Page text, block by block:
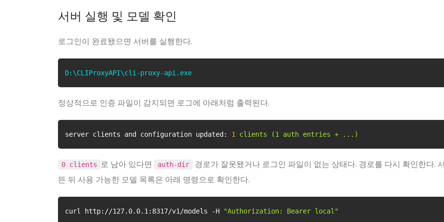
서버 실행 및 모델 확인
로그인이 완료됐으면 서버를 실행한다.
D:\CLIProxyAPI\cli-proxy-api.exe
정상적으로 인증 파일이 감지되면 로그에 아래처럼 출력된다.
server clients and configuration updated: 1 clients (1 auth entries + ...)
0 clients 로 남아 있다면 auth-dir
경로가 잘못됐거나 로그인 파일이 없는 상태다. 경로를 다시 확인한다.
뜬 뒤 사용 가능한 모델 목록은 아래 명령으로 확인한다.
curl http://127.0.0.1:8317/v1/models -H "Authorization: Bearer local"